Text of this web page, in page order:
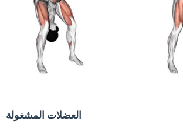
العضلات المشغولة